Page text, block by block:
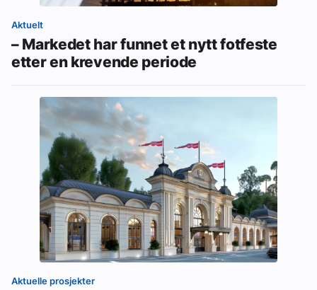
Aktuelt
– Markedet har funnet et nytt fotfeste
etter en krevende periode
Aktuelle prosjekter